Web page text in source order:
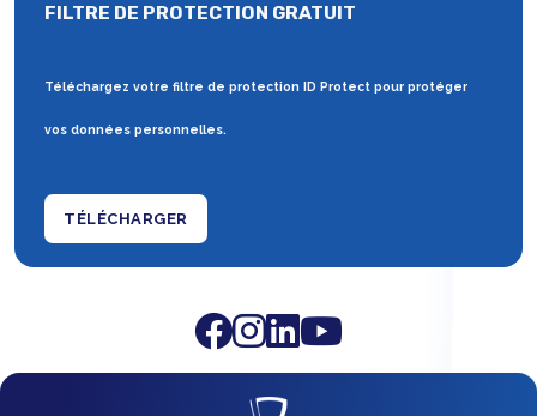
FILTRE DE PROTECTION GRATUIT
Téléchargez votre filtre de protection ID Protect pour protéger
vos données personnelles.
TÉLÉCHARGER